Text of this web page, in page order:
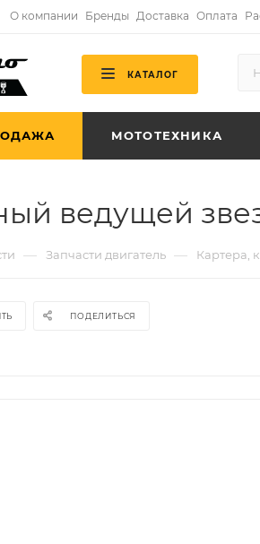
О компании Бренды Доставка Оплата
КАТАЛОГ
МОТОТЕХНИКА
ведущей
— Запчасти двигатель — Картера,
ПОДЕЛИТЬСЯ